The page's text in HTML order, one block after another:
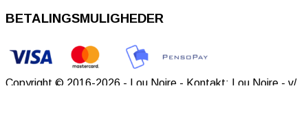
BETALINGSMULIGHEDER
Copyright © 2016-2026 - Lou Noire - Kontakt: Lou Noire - v/